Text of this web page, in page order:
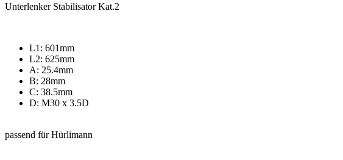
Unterlenker Stabilisator Kat.2
L1: 601mm
L2: 625mm
A: 25.4mm
B: 28mm
C: 38.5mm
D: M30 x 3.5D
passend für Hürlimann